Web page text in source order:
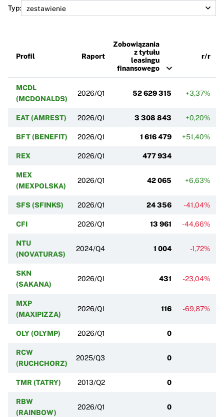
Typ:
Profil Raport
Zobowiązania
z tytułu
leasingu
finansowego
r/r
MCDL
(MCDONALDS)
2026/Q1 52 629 315 +3,37%
EAT (AMREST) 2026/Q1 3 308 843 +0,20%
BFT (BENEFIT) 2026/Q1 1 616 479 +51,40%
REX 2026/Q1 477 934
MEX
(MEXPOLSKA)
2026/Q1 42 065 +6,63%
SFS (SFINKS) 2026/Q1 24 356 -41,04%
CFI 2026/Q1 13 961 -44,66%
NTU
(NOVATURAS)
2024/Q4 1 004 -1,72%
SKN
(SAKANA)
2026/Q1 431 -23,04%
MXP
(MAXIPIZZA)
2026/Q1 116 -69,87%
OLY (OLYMP) 2026/Q1 0
RCW
(RUCHCHORZ)
2025/Q3 0
TMR (TATRY) 2013/Q2 0
RBW
(RAINBOW)
2026/Q1 0